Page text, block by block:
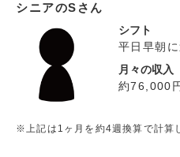
シニアのSさん
シフト
平日早朝
月々の収入
約76,000
※上記は1ヶ月を約4週換算で計算